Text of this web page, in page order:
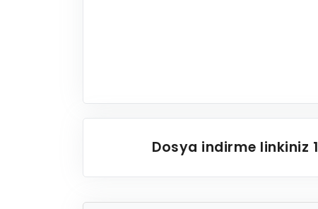
Dosya indirme linkiniz 1